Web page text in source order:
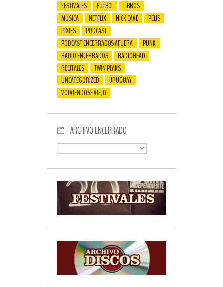
FESTIVALES
FUTBOL
LIBROS
MÚSICA
NETFLIX NICK CAVE
PELIS
PIXIES
PODCAST
PODCAST ENCERRADOS AFUERA
PUNK
RADIO ENCERRADOS
RADIOHEAD
RECITALES
TWIN PEAKS
UNCATEGORIZED
URUGUAY
VOLVIENDOSE VIEJO
ARCHIVO ENCERRADO